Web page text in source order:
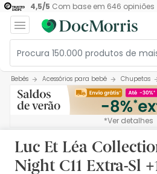
4,5/5 Com base em 646 opiniões
Bebés Acessórios para bebé Chupetas
*Ver detalhes
Luc Et Léa
Night C11 Extra-Sl